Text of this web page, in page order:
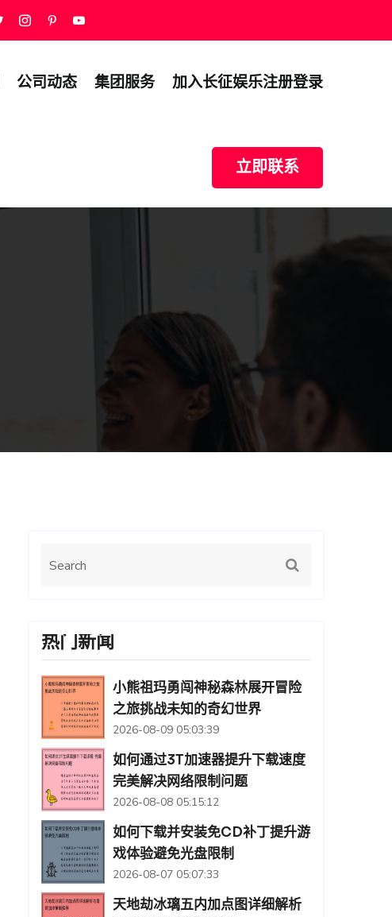
公司动态 集团服务 加入长征娱乐注册登录
立即联系
热门新闻
小熊祖玛勇闯神秘森林展开冒险
之旅挑战未知的奇幻世界
2026-08-09 05:03:39
如何通过3T加速器提升下载速度
完美解决网络限制问题
2026-08-08 05:15:12
如何下载并安装免CD补丁提升游
戏体验避免光盘限制
2026-08-07 05:07:33
天地劫冰璃五内加点图详细解析